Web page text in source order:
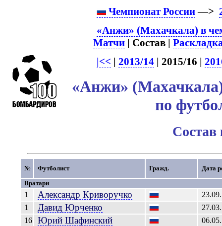
Чемпионат России—>
«Анжи» (Махачкала) в
Матчи | Состав |
|<< | 2013/14| 2015/16 |
«Анжи»
по
№ Футболист Гражд.
Дата
Вратари
1 АлександрКриворучко
1
ДавидЮрченко
16
ЮрийШафинский